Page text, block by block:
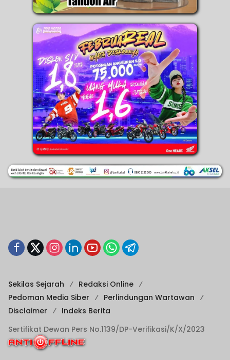
Sekilas Sejarah
Redaksi Online
Pedoman Media Siber
Perlindungan Wartawan
Disclaimer
Indeks Berita
Sertifikat Dewan Pers No.1139/DP-Verifikasi/K/X/2023